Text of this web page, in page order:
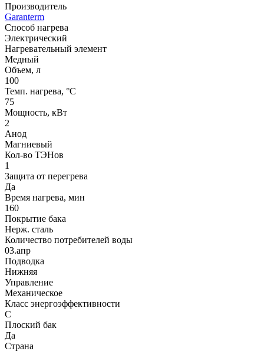
Производитель
Garanterm
Способ нагрева
Электрический
Нагревательный элемент
Медный
Объем, л
100
Темп. нагрева, °С
75
Мощность, кВт
2
Анод
Магниевый
Кол-во ТЭНов
1
Защита от перегрева
Да
Время нагрева, мин
160
Покрытие бака
Нерж. сталь
Количество потребителей воды
03.апр
Подводка
Нижняя
Управление
Механическое
Класс энергоэффективности
C
Плоский бак
Да
Страна